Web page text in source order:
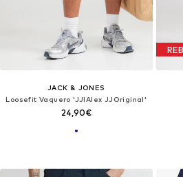
JACK & JONES
Loosefit Vaquero 'JJIAlex JJOriginal'
24,90€